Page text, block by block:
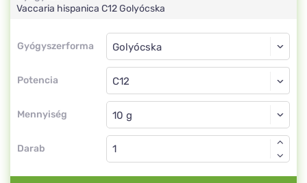
Vaccaria hispanica C12Golyócska
Gyógyszerforma
Gyógyszerforma
Potencia
Golyócska
C12
Mennyiség
Golyócska
Darab